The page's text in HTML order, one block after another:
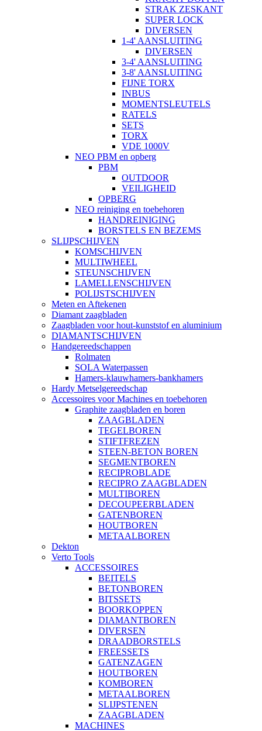
STRAK ZESKANT
SUPER LOCK
DIVERSEN
1-4' AANSLUITING
DIVERSEN
3-4' AANSLUITING
3-8' AANSLUITING
FIJNE TORX
INBUS
MOMENTSLEUTELS
RATELS
SETS
TORX
VDE 1000V
NEO PBM en opberg
PBM
OUTDOOR
VEILIGHEID
OPBERG
NEO reiniging en toebehoren
HANDREINIGING
BORSTELS EN BEZEMS
SLIJPSCHIJVEN
KOMSCHIJVEN
MULTIWHEEL
STEUNSCHIJVEN
LAMELLENSCHIJVEN
POLIJSTSCHIJVEN
Meten en Aftekenen
Diamant zaagbladen
Zaagbladen voor hout-kunststof en aluminium
DIAMANTSCHIJVEN
Handgereedschappen
Rolmaten
SOLA Waterpassen
Hamers-klauwhamers-bankhamers
Hardy Metselgereedschap
Accessoires voor Machines en toebehoren
Graphite zaagbladen en boren
ZAAGBLADEN
TEGELBOREN
STIFTFREZEN
STEEN-BETON BOREN
SEGMENTBOREN
RECIPROBLADE
RECIPRO ZAAGBLADEN
MULTIBOREN
DECOUPEERBLADEN
GATENBOREN
HOUTBOREN
METAALBOREN
Dekton
Verto Tools
ACCESSOIRES
BEITELS
BETONBOREN
BITSSETS
BOORKOPPEN
DIAMANTBOREN
DIVERSEN
DRAADBORSTELS
FREESSETS
GATENZAGEN
HOUTBOREN
KOMBOREN
METAALBOREN
SLIJPSTENEN
ZAAGBLADEN
MACHINES